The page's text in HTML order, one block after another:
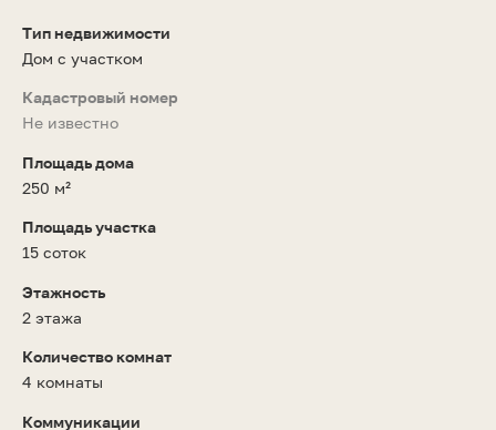
Тип недвижимости
Дом с участком
Кадастровый номер
Не известно
Площадь дома
250 м²
Площадь участка
15 соток
Этажность
2 этажа
Количество комнат
4 комнаты
Коммуникации